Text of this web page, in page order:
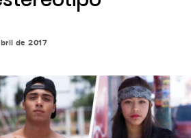
de 2017